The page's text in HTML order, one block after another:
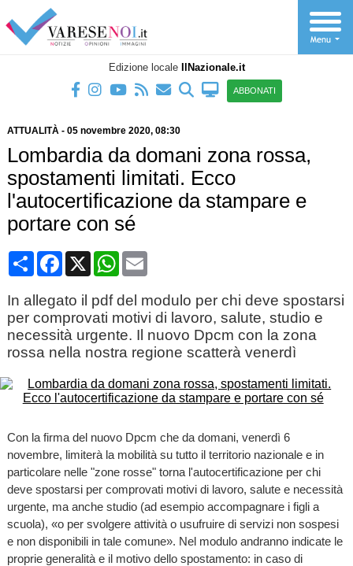
Edizione locale IlNazionale.it
ABBONATI
ATTUALITÀ- 05 novembre 2020, 08:30
Lombardia da domani zona rossa,
spostamenti limitati. Ecco
l'autocertificazione da stampare e
portare con sé
CondividiFacebook
X WhatsApp
Email
In allegato il pdf del modulo per chi deve spostarsi
per comprovati motivi di lavoro, salute, studio e
necessità urgente. Il nuovo Dpcm con la zona
rossa nella nostra regione scatterà venerdì
Con la firma del nuovo Dpcm che da domani, venerdì 6
novembre, limiterà la mobilità su tutto il territorio nazionale e in
particolare nelle "zone rosse" torna l'autocertificazione per chi
deve spostarsi per comprovati motivi di lavoro, salute e necessità
urgente, ma anche studio (ad esempio accompagnare i figli a
scuola), «o per svolgere attività o usufruire di servizi non sospesi
e non disponibili in tale comune». Nel modulo andranno indicate le
proprie generalità e il motivo dello spostamento: in caso di